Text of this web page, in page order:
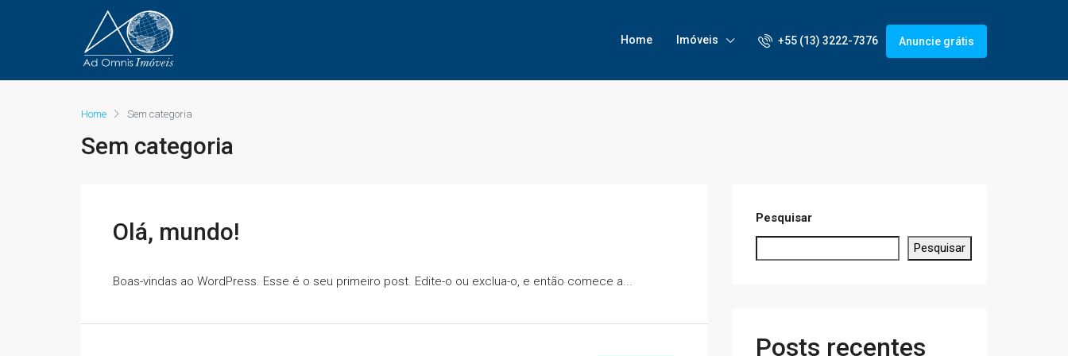
Home Imóveis +55 (13) 3222-7376 Anuncie grátis
Home Sem categoria
Sem categoria
Olá, mundo!
Boas-vindas ao WordPress. Esse é o seu primeiro post. Edite-o ou exclua-o, e então comece a...
Pesquisar
Pesquisar
Posts recentes